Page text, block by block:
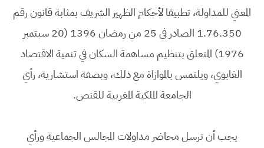
المعني للمداولة، تطبيقا لأحكام الظهير الشريف بمثابة قانون رقم
1.76.350 الصادر في 25 من رمضان 1396 (20 سبتمبر
1976) المتعلق بتنظيم مساهمة السكان في تنمية الاقتصاد
الغابوي، ويلتمس بالموازاة مع ذلك، وبصفة استشارية، رأي
الجامعة الملكية المغربية للقنص.
يجب أن ترسل محاضر مداولات المجالس الجماعية ورأي